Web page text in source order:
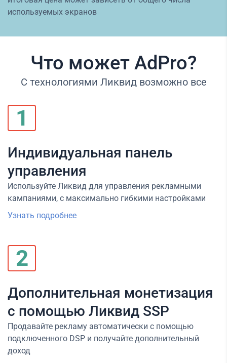
используемых экранов
Что может AdPro?
С технологиями Ликвид возможно все
1
Индивидуальная панель
управления
Используйте Ликвид для управления рекламными
кампаниями, с максимально гибкими настройками
Узнать подробнее
2
Дополнительная монетизация
с помощью Ликвид SSP
Продавайте рекламу автоматически с помощью
подключенного DSP и получайте дополнительный
доход